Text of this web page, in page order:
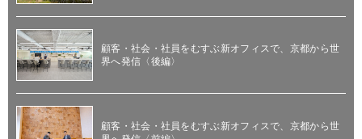
顧客・社会・社員をむすぶ新オフィスで、京都から世
界へ発信〈後編〉
顧客・社会・社員をむすぶ新オフィスで、京都から世